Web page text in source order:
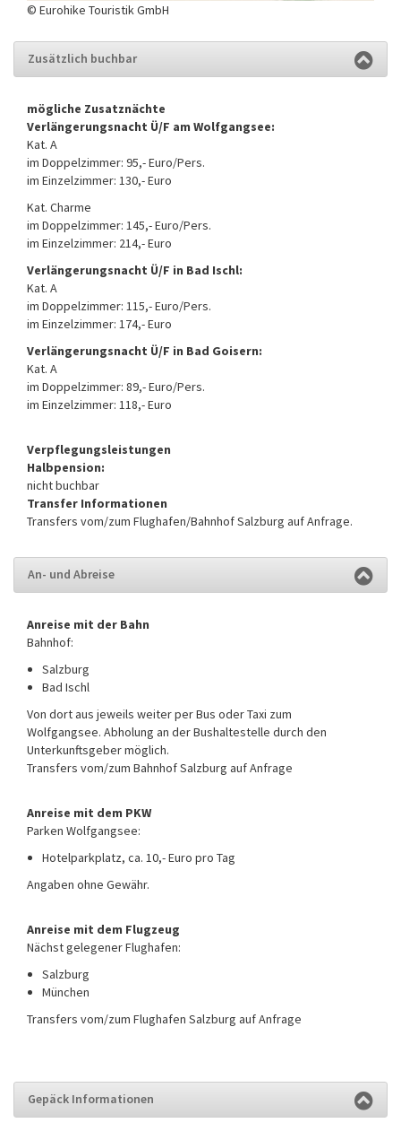
© Eurohike Touristik GmbH
Zusätzlich buchbar
mögliche Zusatznächte
Verlängerungsnacht Ü/F am Wolfgangsee:
Kat. A
im Doppelzimmer: 95,- Euro/Pers.
im Einzelzimmer: 130,- Euro
Kat. Charme
im Doppelzimmer: 145,- Euro/Pers.
im Einzelzimmer: 214,- Euro
Verlängerungsnacht Ü/F in Bad Ischl:
Kat. A
im Doppelzimmer: 115,- Euro/Pers.
im Einzelzimmer: 174,- Euro
Verlängerungsnacht Ü/F in Bad Goisern:
Kat. A
im Doppelzimmer: 89,- Euro/Pers.
im Einzelzimmer: 118,- Euro
Verpflegungsleistungen
Halbpension:
nicht buchbar
Transfer Informationen
Transfers vom/zum Flughafen/Bahnhof Salzburg auf Anfrage.
An- und Abreise
Anreise mit der Bahn
Bahnhof:
Salzburg
Bad Ischl
Von dort aus jeweils weiter per Bus oder Taxi zum
Wolfgangsee. Abholung an der Bushaltestelle durch den
Unterkunftsgeber möglich.
Transfers vom/zum Bahnhof Salzburg auf Anfrage
Anreise mit dem PKW
Parken Wolfgangsee:
Hotelparkplatz, ca. 10,- Euro pro Tag
Angaben ohne Gewähr.
Anreise mit dem Flugzeug
Nächst gelegener Flughafen:
Salzburg
München
Transfers vom/zum Flughafen Salzburg auf Anfrage
Gepäck Informationen